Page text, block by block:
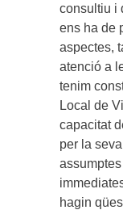
consultiu i
ens ha de
aspectes,
atenció a
tenim
Local de
capacitat
per la
hagin